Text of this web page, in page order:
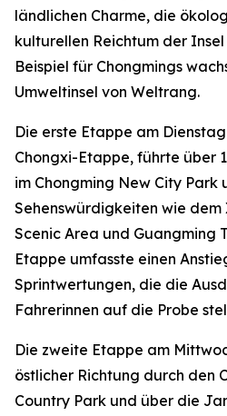
ländlichen Charme, die
kulturellen Reichtum der
Beispiel für Chongmings
Umweltinsel von Weltrang.
Die erste Etappe am
Chongxi-Etappe, führte über
im Chongming New City Park
Sehenswürdigkeiten wie dem
Scenic Area und Guangming
Etappe umfasste einen
Sprintwertungen, die die
Fahrerinnen auf die Probe
Die zweite Etappe am
östlicher Richtung durch den
Country Park und über die